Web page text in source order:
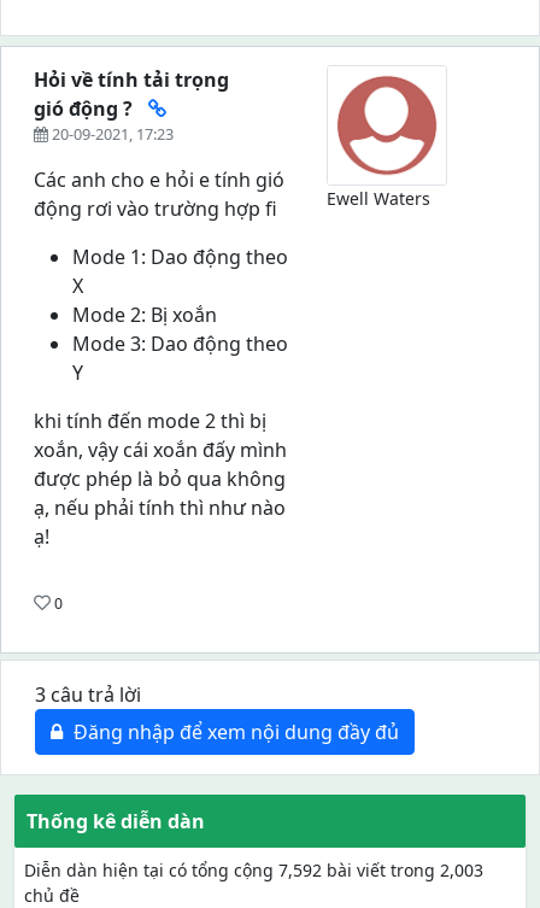
Hỏi về tính tải trọng
gió động ?
20-09-2021, 17:23
Các anh cho e hỏi e tính gió
động rơi vào trường hợp fi
Mode 1: Dao động theo
X
Mode 2: Bị xoắn
Mode 3: Dao động theo
Y
khi tính đến mode 2 thì bị
xoắn, vậy cái xoắn đấy mình
được phép là bỏ qua không
ạ, nếu phải tính thì như nào
ạ!
0
Ewell Waters
3 câu trả lời
Đăng nhập để xem nội dung đầy đủ
Thống kê diễn dàn
Diễn dàn hiện tại có tổng cộng 7,592 bài viết trong 2,003
chủ đề